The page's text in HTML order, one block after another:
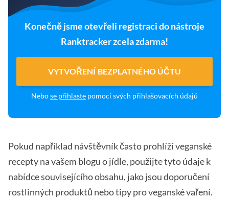
Konečně jsme otevřeli registraci do nástroje
Ranktracker zcela zdarma!
VYTVOŘENÍ BEZPLATNÉHO ÚČTU
Nebose přihlaste pomocí svých přihlašovacích údajů
Pokud například návštěvník často prohlíží veganské
recepty na vašem blogu o jídle, použijte tyto údaje k
nabídce souvisejícího obsahu, jako jsou doporučení
rostlinných produktů nebo tipy pro veganské vaření.